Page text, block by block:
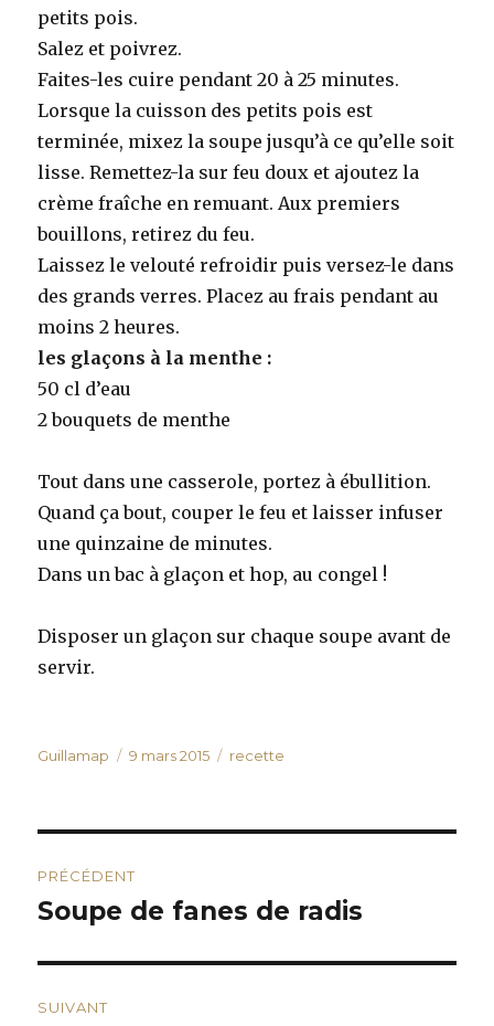
petits pois.
Salez et poivrez.
Faites-les cuire pendant 20 à 25 minutes.
Lorsque la cuisson des petits pois est
terminée, mixez la soupe jusqu’à ce qu’elle soit
lisse. Remettez-la sur feu doux et ajoutez la
crème fraîche en remuant. Aux premiers
bouillons, retirez du feu.
Laissez le velouté refroidir puis versez-le dans
des grands verres. Placez au frais pendant au
moins 2 heures.
les glaçons à la menthe :
50 cl d’eau
2 bouquets de menthe
Tout dans une casserole, portez à ébullition.
Quand ça bout, couper le feu et laisser infuser
une quinzaine de minutes.
Dans un bac à glaçon et hop, au congel !
Disposer un glaçon sur chaque soupe avant de
servir.
Auteur
Guillamap
Publié
9 mars 2015 Catégories
recette
de
PRÉCÉDENT
Publication
Soupe de fanes de radis
SUIVANT